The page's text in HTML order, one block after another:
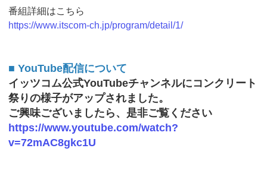
番組詳細はこちら
https://www.itscom-ch.jp/program/detail/1/
■ YouTube配信について
イッツコム公式YouTubeチャンネルにコンクリート
祭りの様子がアップされました。
ご興味ございましたら、是非ご覧ください
https://www.youtube.com/watch?
v=72mAC8gkc1U